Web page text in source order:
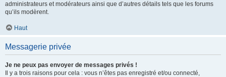
administrateurs et modérateurs ainsi que d’autres détails tels que les forums
qu’ils modèrent.
Haut
Messagerie privée
Je ne peux pas envoyer de messages privés !
Il y a trois raisons pour cela : vous n’êtes pas enregistré et/ou connecté,